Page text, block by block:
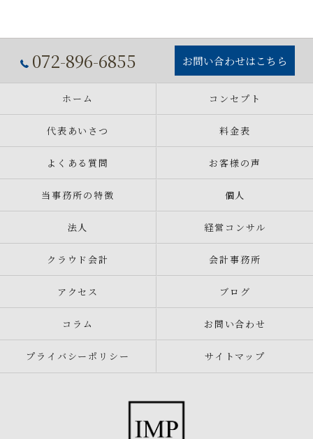
072-896-6855 お問い合わせはこちら
ホーム コンセプト
代表あいさつ 料金表
よくある質問 お客様の声
当事務所の特徴 個人
法人 経営コンサル
クラウド会計 会計事務所
アクセス ブログ
コラム お問い合わせ
プライバシーポリシー サイトマップ